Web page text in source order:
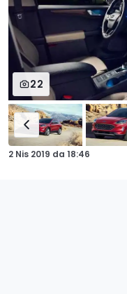
22
2 Nis 2019 da 18:46